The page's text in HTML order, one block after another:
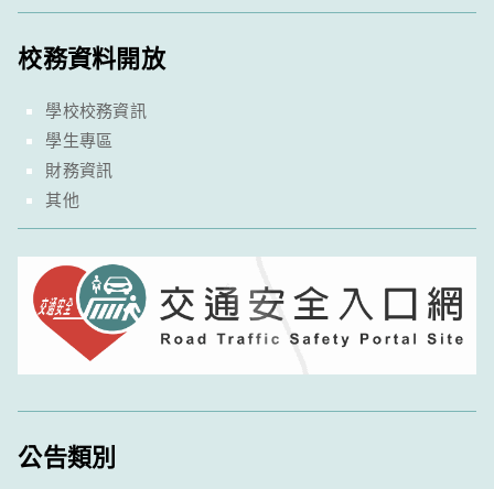
校務資料開放
學校校務資訊
學生專區
財務資訊
其他
公告類別